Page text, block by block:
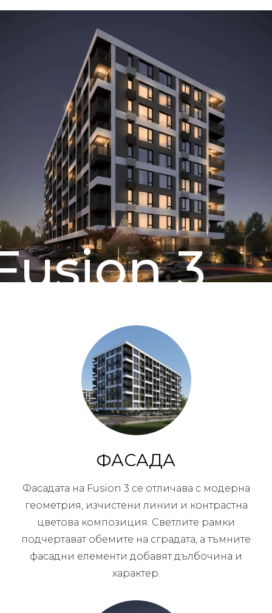
3
ФАСАДА
Фасадата на Fusion 3 се отличава с модерна
геометрия, изчистени линии и контрастна
цветова композиция. Светлите рамки
подчертават обемите на сградата, а тъмните
фасадни елементи добавят дълбочина и
характер.